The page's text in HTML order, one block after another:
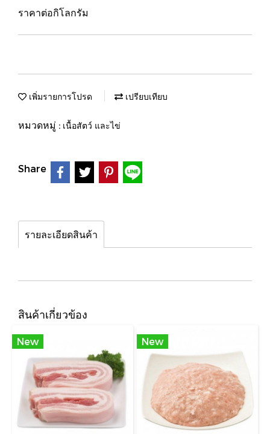
ราคาต่อกิโลกรัม
เพิ่มรายการโปรด เปรียบเทียบ
หมวดหมู่ : เนื้อสัตว์ และไข่
Share
รายละเอียดสินค้า
สินค้าเกี่ยวข้อง
New New